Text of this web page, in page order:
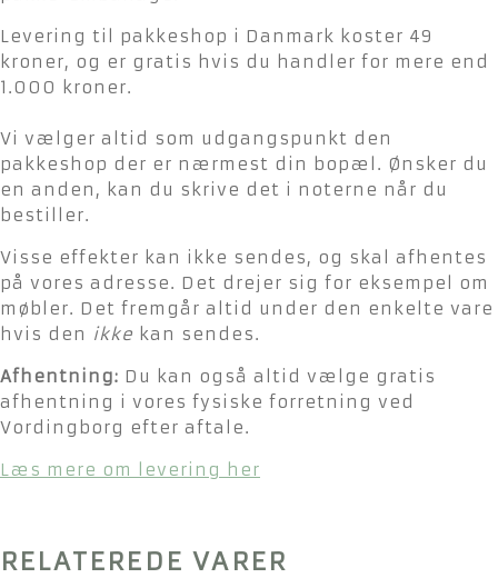
Levering til pakkeshop i Danmark koster 49
kroner, og er gratis hvis du handler for mere end
1.000 kroner.
Vi vælger altid som udgangspunkt den
pakkeshop der er nærmest din bopæl. Ønsker du
en anden, kan du skrive det i noterne når du
bestiller.
Visse effekter kan ikke sendes, og skal afhentes
på vores adresse. Det drejer sig for eksempel om
møbler. Det fremgår altid under den enkelte vare
hvis den ikke kan sendes.
Afhentning: Du kan også altid vælge gratis
afhentning i vores fysiske forretning ved
Vordingborg efter aftale.
Læs mere om levering her
RELATEREDE VARER